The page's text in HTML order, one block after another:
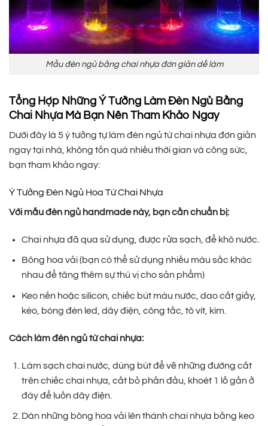
Mẫu đèn ngủ bằng chai nhựa đơn giản dễ làm
Tổng Hợp Những Ý Tưởng Làm Đèn Ngủ Bằng
Chai Nhựa Mà Bạn Nên Tham Khảo Ngay
Dưới đây là 5 ý tưởng tự làm đèn ngủ từ chai nhựa đơn giản
ngay tại nhà, không tốn quá nhiều thời gian và công sức,
bạn tham khảo ngay:
Ý Tưởng Đèn Ngủ Hoa Từ Chai Nhựa
Với mẫu đèn ngủ handmade này, bạn cần chuẩn bị:
Chai nhựa đã qua sử dụng, được rửa sạch, để khô nước.
Bông hoa vải (bạn có thể sử dụng nhiều màu sắc khác
nhau để tăng thêm sự thú vị cho sản phẩm)
Keo nến hoặc silicon, chiếc bút màu nước, dao cắt giấy,
kéo, bóng đèn led, dây điện, công tắc, tô vít, kìm.
Cách làm đèn ngủ từ chai nhựa:
Làm sạch chai nước, dùng bút để vẽ những đường cắt
trên chiếc chai nhựa, cắt bỏ phần đầu, khoét 1 lỗ gần ở
đáy để luồn dây điện.
Dán những bông hoa vải lên thành chai nhựa bằng keo